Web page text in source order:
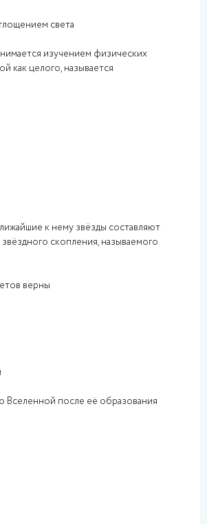
света
изучением физических
как целого, называется
к нему звёзды составляют
скопления, называемого
верны
Вселенной после её образования